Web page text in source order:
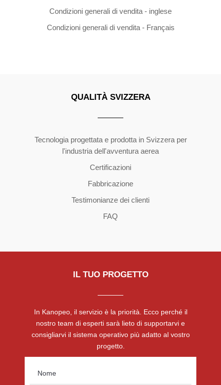
Condizioni generali di vendita - inglese
Condizioni generali di vendita - Français
QUALITÀ SVIZZERA
Tecnologia progettata e prodotta in Svizzera per
l'industria dell'avventura aerea
Certificazioni
Fabbricazione
Testimonianze dei clienti
FAQ
IL TUO PROGETTO
In Kanopeo, il servizio è la priorità. Ecco perché il
nostro team di esperti sarà lieto di supportarvi e
consigliarvi il sistema operativo più adatto al vostro
progetto.